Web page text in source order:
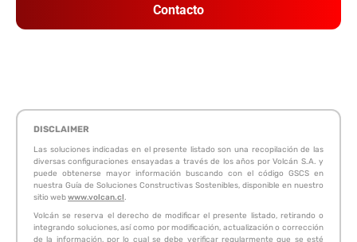
Contacto
DISCLAIMER
Las soluciones indicadas en el presente listado son una recopilación de las
diversas configuraciones ensayadas a través de los años por Volcán S.A. y
puede obtenerse mayor información buscando con el código GSCS en
nuestra Guía de Soluciones Constructivas Sostenibles, disponible en nuestro
sitio webwww.volcan.cl.
Volcán se reserva el derecho de modificar el presente listado, retirando o
integrando soluciones, así como por modificación, actualización o corrección
de la información, por lo cual se debe verificar regularmente que se esté